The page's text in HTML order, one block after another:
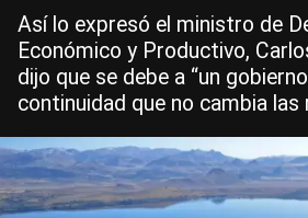
Así lo expresó el ministro de
Económico y Productivo,
dijo que se debe a “un
continuidad que no cambia las